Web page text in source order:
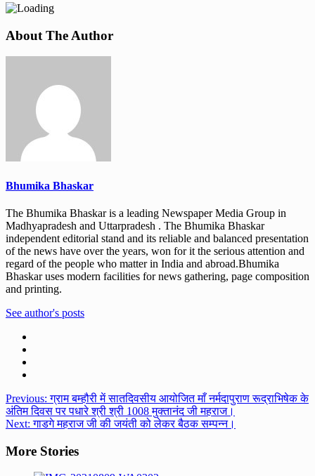
About The Author
Bhumika Bhaskar
The Bhumika Bhaskar is a leading Newspaper Media Group in
Madhyapradesh and Uttarpradesh . The Bhumika Bhaskar
independent editorial stand and its reliable and balanced presentation
of the news have over the years, won for it the serious attention and
regard of the people who matter in India and abroad.Bhumika
Bhaskar uses modern facilities for news gathering, page composition
and printing.
See author's posts
Post
navigation
Previous:ग्राम बम्हौरी में सातदिवसीय आयोजित माँ नर्मदापुराण रूद्राभिषेक के
अंतिम दिवस पर पधारे श्री श्री 1008 मुक्तानंद जी महराज।
Next:गाडगे महराज जी की जयंती को लेकर बैठक सम्पन्न।
More Stories